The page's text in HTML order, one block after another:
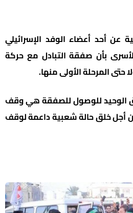
الإسرائيلية عن أحد أعضاء الوفد الإسرائيلي
بأن صفقة التبادل مع حركة
المرحلة الأولى منها.
الوحيد للوصول للصفقة هي وقف
أجل خلق حالة شعبية داعمة لوقف